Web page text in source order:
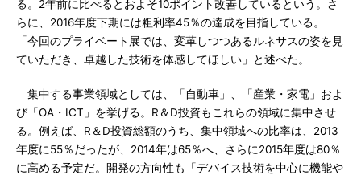
る。2年前に比べるとおよそ10ポイント改善しているという。さ
らに、2016年度下期には粗利率45％の達成を目指している。
「今回のプライベート展では、変革しつつあるルネサスの姿を見
ていただき、卓越した技術を体感してほしい」と述べた。
集中する事業領域としては、「自動車」、「産業・家電」およ
び「OA・ICT」を挙げる。R＆D投資もこれらの領域に集中させ
る。例えば、R＆D投資総額のうち、集中領域への比率は、2013
年度に55％だったが、2014年は65％へ、さらに2015年度は80％
に高める予定だ。開発の方向性も「デバイス技術を中心に機能や